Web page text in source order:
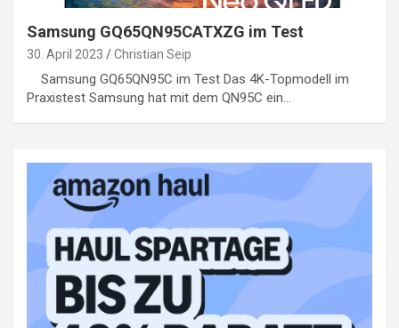
Samsung GQ65QN95CATXZG im Test
30. April 2023 Christian Seip
Samsung GQ65QN95C im Test Das 4K-Topmodell im
Praxistest Samsung hat mit dem QN95C ein…